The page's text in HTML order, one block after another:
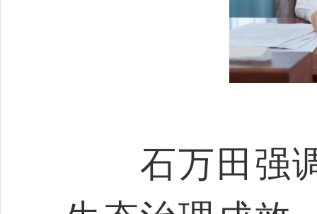
石万田强调